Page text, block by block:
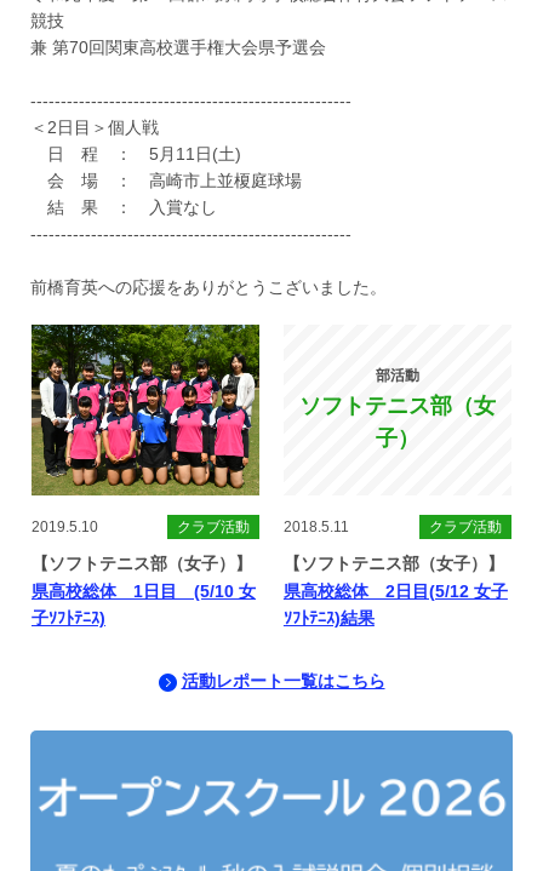
競技
兼 第70回関東高校選手権大会県予選会
-----------------------------------------------------
＜2日目＞個人戦
日 程 ： 5月11日(土)
会 場 ： 高崎市上並榎庭球場
結 果 ： 入賞なし
-----------------------------------------------------
前橋育英への応援をありがとうこざいました。
2019.5.10 クラブ活動
【ソフトテニス部（女子）】
県高校総体 1日目 (5/10 女
子ｿﾌﾄﾃﾆｽ)
部活動
ソフトテニス部（女
子）
2018.5.11 クラブ活動
【ソフトテニス部（女子）】
県高校総体 2日目(5/12 女子
ｿﾌﾄﾃﾆｽ)結果
活動レポート一覧はこちら